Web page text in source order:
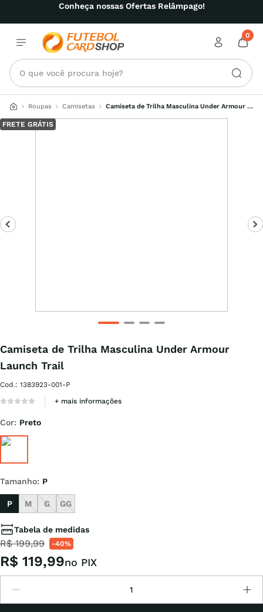
Conheça nossas Ofertas Relâmpago!
0
O que você procura hoje?
Roupas Camisetas
Camiseta de Trilha Masculina Under Armour
FRETE GRÁTIS
Camiseta de Trilha Masculina Under Armour
Launch Trail
Cod.: 1383923-001-P
+ mais informações
Cor: Preto
Tamanho: P
P M G GG
Tabela de medidas
R$ 199,99 -40%
R$ 119,99no PIX